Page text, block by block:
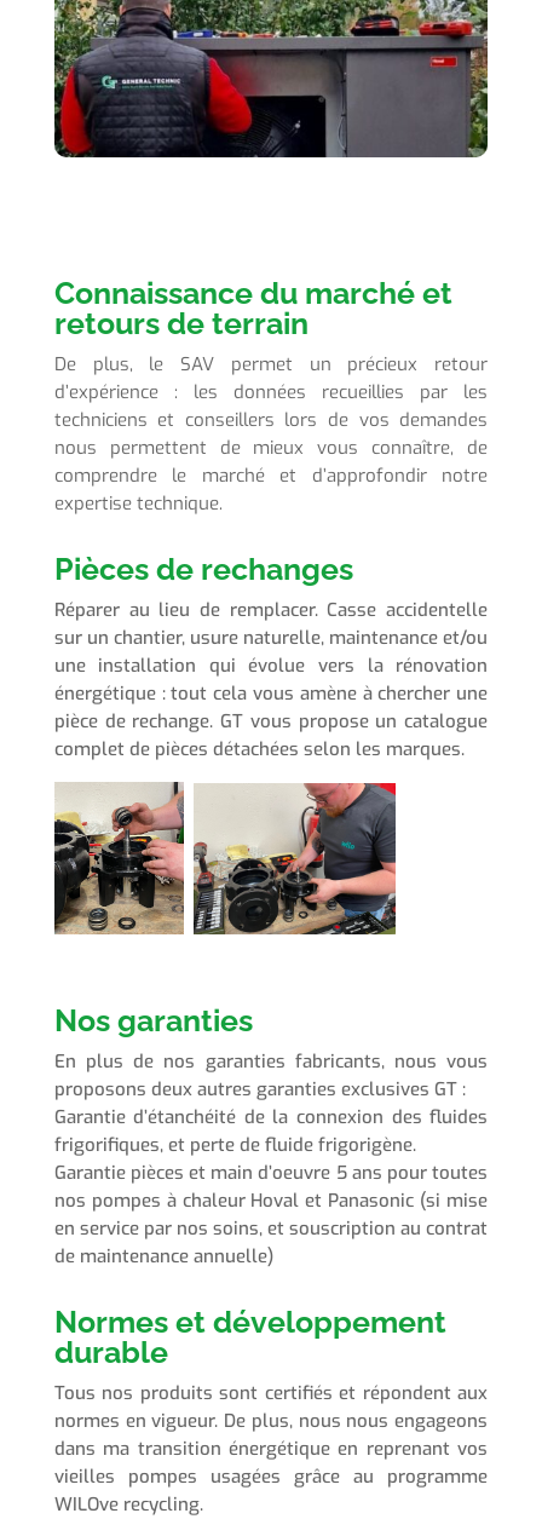
Connaissance du marché et
retours de terrain
De plus, le SAV permet un précieux retour
d’expérience : les données recueillies par les
techniciens et conseillers lors de vos demandes
nous permettent de mieux vous connaître, de
comprendre le marché et d’approfondir notre
expertise technique.
Pièces de rechanges
Réparer au lieu de remplacer. Casse accidentelle
sur un chantier, usure naturelle, maintenance et/ou
une installation qui évolue vers la rénovation
énergétique : tout cela vous amène à chercher une
pièce de rechange. GT vous propose un catalogue
complet de pièces détachées selon les marques.
Nos garanties
En plus de nos garanties fabricants, nous vous
proposons deux autres garanties exclusives GT :
Garantie d’étanchéité de la connexion des fluides
frigorifiques, et perte de fluide frigorigène.
Garantie pièces et main d’oeuvre 5 ans pour toutes
nos pompes à chaleur Hoval et Panasonic (si mise
en service par nos soins, et souscription au contrat
de maintenance annuelle)
Normes et développement
durable
Tous nos produits sont certifiés et répondent aux
normes en vigueur. De plus, nous nous engageons
dans ma transition énergétique en reprenant vos
vieilles pompes usagées grâce au programme
WILOve recycling.